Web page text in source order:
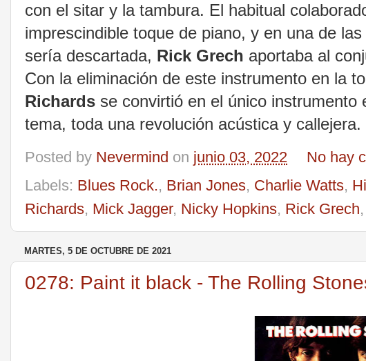
con el sitar y la tambura. El habitual
imprescindible toque de piano, y en una de
sería descartada, Rick Grech aportaba al
Con la eliminación de este instrumento en la
Richards se convirtió en el único
tema, toda una revolución acústica y callejera.
Posted by Nevermind on junio 03, 2022
No hay
Labels: Blues Rock., Brian Jones, Charlie Watts,
Richards, Mick Jagger, Nicky Hopkins, Rick Grech,
MARTES, 5 DE OCTUBRE DE 2021
0278: Paint it black - The Rolling